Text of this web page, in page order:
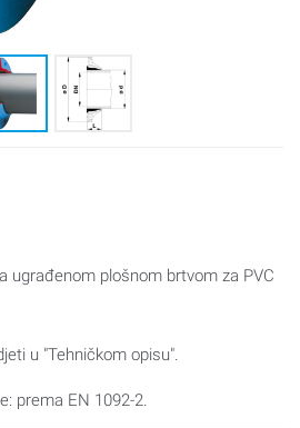
ugrađenom plošnom brtvom za PVC
u "Tehničkom opisu".
prema EN 1092-2.